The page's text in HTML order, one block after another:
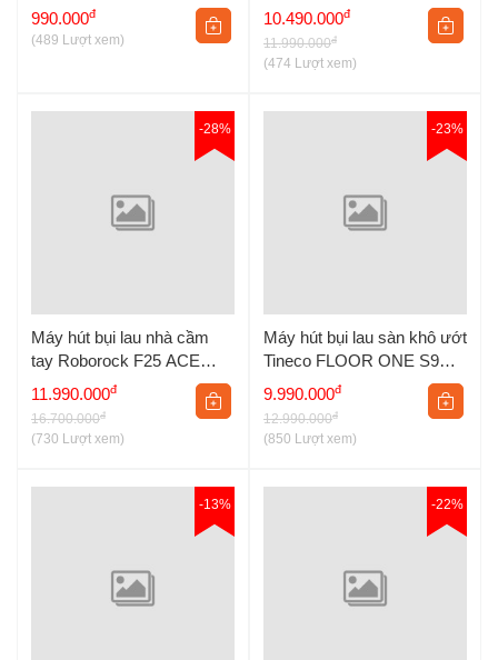
VC06
990.000đ
(489 Lượt xem)
Max Pro
10.490.000đ
11.990.000đ
(474 Lượt xem)
-28%
Máy hút bụi lau nhà cầm
tay Roborock F25 ACE
Combo
11.990.000đ
16.700.000đ
(730 Lượt xem)
-23%
Máy hút bụi lau sàn khô ướt
Tineco FLOOR ONE S9
Artist Prime
9.990.000đ
12.990.000đ
(850 Lượt xem)
-13% -22%